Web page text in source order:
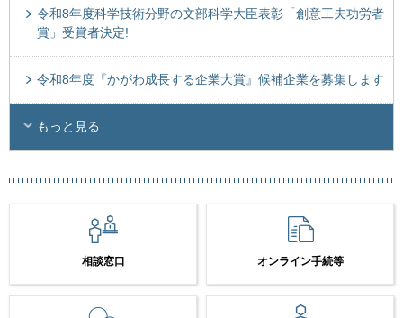
令和8年度科学技術分野の文部科学大臣表彰「創意工夫功労者
賞」受賞者決定!
令和8年度『かがわ成長する企業大賞』候補企業を募集します
もっと見る
相談窓口 オンライン手続等